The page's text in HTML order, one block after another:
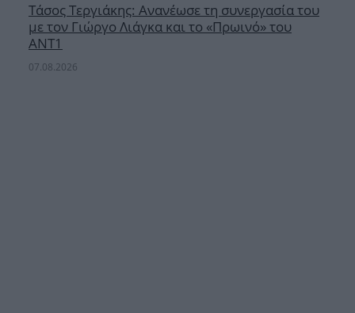
Τάσος Τεργιάκης: Ανανέωσε τη συνεργασία του
με τον Γιώργο Λιάγκα και το «Πρωινό» του
ΑΝΤ1
07.08.2026